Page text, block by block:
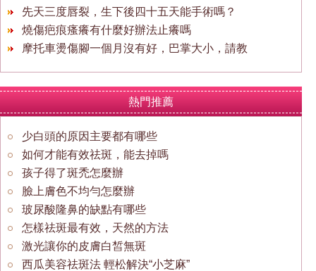
先天三度唇裂，生下後四十五天能手術嗎？
燒傷疤痕瘙癢有什麼好辦法止癢嗎
摩托車燙傷腳一個月沒有好，巴掌大小，請教
熱門推薦
少白頭的原因主要都有哪些
如何才能有效祛斑，能去掉嗎
孩子得了斑禿怎麼辦
臉上膚色不均勻怎麼辦
玻尿酸隆鼻的缺點有哪些
怎樣祛斑最有效，天然的方法
激光讓你的皮膚白皙無斑
西瓜美容祛斑法 輕松解決“小芝麻”